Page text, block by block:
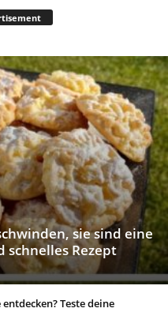
sie sind eine
schnelles Rezept
Teste deine